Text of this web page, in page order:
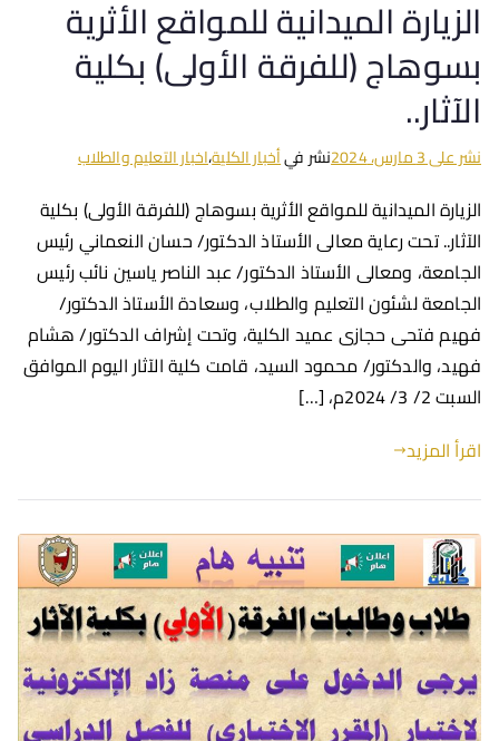
الزيارة الميدانية للمواقع الأثرية
بسوهاج (للفرقة الأولى) بكلية
الآثار..
نشر على3 مارس، 2024 نشر فيأخبار الكلية،اخبار التعليم والطلاب
الزيارة الميدانية للمواقع الأثرية بسوهاج (للفرقة الأولى) بكلية
الآثار.. تحت رعاية معالى الأستاذ الدكتور/ حسان النعماني رئيس
الجامعة، ومعالى الأستاذ الدكتور/ عبد الناصر ياسين نائب رئيس
الجامعة لشئون التعليم والطلاب، وسعادة الأستاذ الدكتور/
فهيم فتحى حجازى عميد الكلية، وتحت إشراف الدكتور/ هشام
فهيد، والدكتور/ محمود السيد، قامت كلية الآثار اليوم الموافق
السبت 2/ 3/ 2024م، […]
اقرأ المزيد